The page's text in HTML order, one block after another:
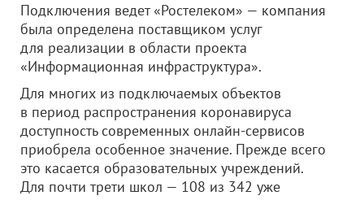
Подключения ведет «Ростелеком» — компания
была определена поставщиком услуг
для реализации в области проекта
«Информационная инфраструктура».
Для многих из подключаемых объектов
в период распространения коронавируса
доступность современных онлайн-сервисов
приобрела особенное значение. Прежде всего
это касается образовательных учреждений.
Для почти трети школ — 108 из 342 уже